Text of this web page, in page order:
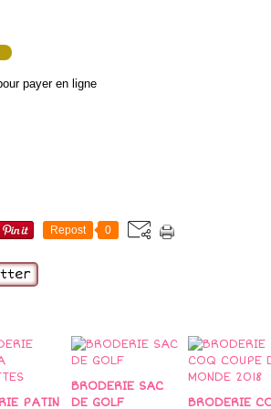
Repost 0
PATIN
BRODERIE SAC
DE GOLF
BRODERIE